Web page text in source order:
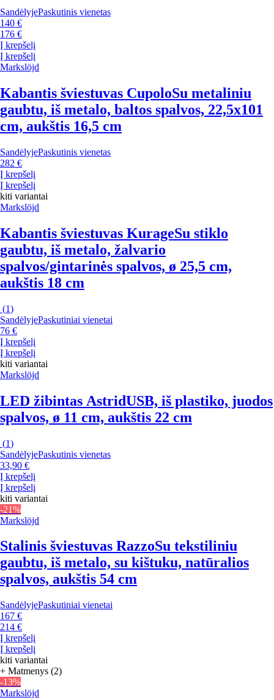
SandėlyjePaskutinis vienetas
140 €
176 €
Į krepšelį
Į krepšelį
Markslöjd
Kabantis šviestuvas CupoloSu metaliniu
gaubtu, iš metalo, baltos spalvos, 22,5x101
cm, aukštis 16,5 cm
SandėlyjePaskutinis vienetas
282 €
Į krepšelį
Į krepšelį
kiti variantai
Markslöjd
Kabantis šviestuvas KurageSu stiklo
gaubtu, iš metalo, žalvario
spalvos/gintarinės spalvos, ø 25,5 cm,
aukštis 18 cm
(1)
SandėlyjePaskutiniai vienetai
76 €
Į krepšelį
Į krepšelį
kiti variantai
Markslöjd
LED žibintas AstridUSB, iš plastiko, juodos
spalvos, ø 11 cm, aukštis 22 cm
(1)
SandėlyjePaskutinis vienetas
33,90 €
Į krepšelį
Į krepšelį
kiti variantai
-21%
Markslöjd
Stalinis šviestuvas RazzoSu tekstiliniu
gaubtu, iš metalo, su kištuku, natūralios
spalvos, aukštis 54 cm
SandėlyjePaskutiniai vienetai
167 €
214 €
Į krepšelį
Į krepšelį
kiti variantai
+ Matmenys (2)
-13%
Markslöjd